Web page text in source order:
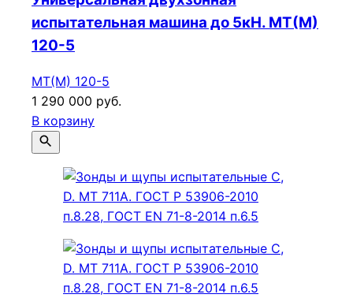
испытательная машина до 5кН. МТ(М)
120-5
МТ(М) 120-5
1 290 000 руб.
В корзину